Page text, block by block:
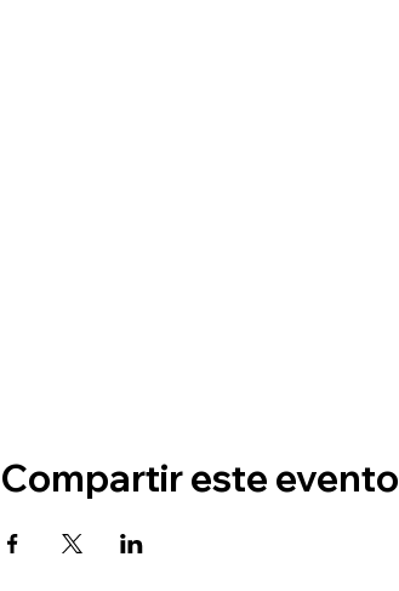
Compartir este evento